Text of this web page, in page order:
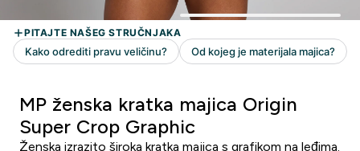
MP ženska kratka majica Origin
Super Crop Graphic
Ženska izrazito široka kratka majica s grafikom na leđima.